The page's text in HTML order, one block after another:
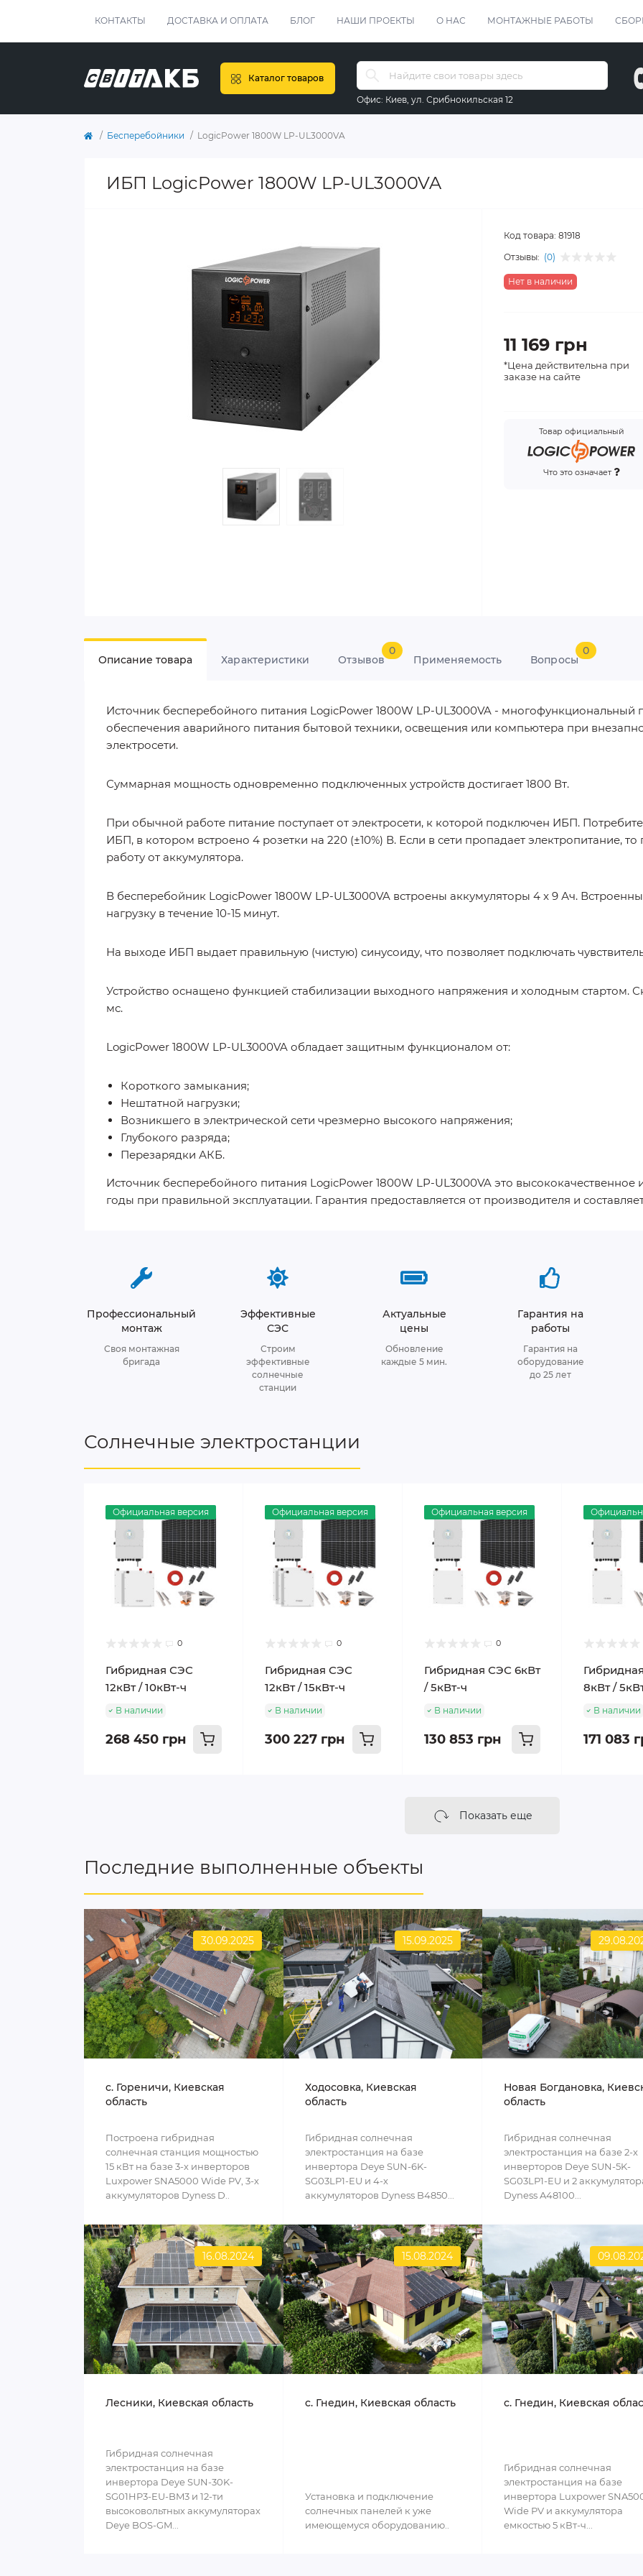
КОНТАКТЫ ДОСТАВКА И ОПЛАТА БЛОГ НАШИ ПРОЕКТЫ О НАС МОНТАЖНЫЕ РАБОТЫ
Каталог товаров
Офис: Киев, ул. Срибнокильская 12
Бесперебойники LogicPower 1800W LP-UL3000VA
ИБП LogicPower 1800W LP-UL3000VA
Код товара: 81918
Отзывы: (0)
Нет в наличии
11 169 грн
*Цена действительна при
заказе на сайте
Товар официальный
Что это означает
Описание товара Характеристики Отзывов
0
Применяемость Вопросы
0
Источник бесперебойного питания LogicPower 1800W LP-UL3000VA - многофункциональный
обеспечения аварийного питания бытовой техники, освещения или компьютера при
электросети.
Суммарная мощность одновременно подключенных устройств достигает 1800 Вт.
При обычной работе питание поступает от электросети, к которой подключен ИБП.
ИБП, в котором встроено 4 розетки на 220 (±10%) В. Если в сети пропадает электропитание,
работу от аккумулятора.
В бесперебойник LogicPower 1800W LP-UL3000VA встроены аккумуляторы 4 x 9 Ач.
нагрузку в течение 10-15 минут.
На выходе ИБП выдает правильную (чистую) синусоиду, что позволяет подключать
Устройство оснащено функцией стабилизации выходного напряжения и холодным стартом.
мс.
LogicPower 1800W LP-UL3000VA обладает защитным функционалом от:
Короткого замыкания;
Нештатной нагрузки;
Возникшего в электрической сети чрезмерно высокого напряжения;
Глубокого разряда;
Перезарядки АКБ.
Источник бесперебойного питания LogicPower 1800W LP-UL3000VA это высококачественное
годы при правильной эксплуатации. Гарантия предоставляется от производителя и
Профессиональный
монтаж
Своя монтажная
бригада
Эффективные
СЭС
Строим
эффективные
солнечные
станции
Актуальные
цены
Обновление
каждые 5 мин.
Гарантия на
работы
Гарантия на
оборудование
до 25 лет
Солнечные электростанции
Официальная версия
0
Гибридная СЭС
12кВт / 10кВт-ч
В наличии
268 450 грн
Официальная версия
0
Гибридная СЭС
12кВт / 15кВт-ч
В наличии
300 227 грн
Официальная версия
0
Гибридная СЭС 6кВт
/ 5кВт-ч
В наличии
130 853 грн
8кВт /
В наличии
171 083
Показать еще
Последние выполненные объекты
30.09.2025
c. Гореничи, Киевская
область
Построена гибридная
солнечная станция мощностью
15 кВт на базе 3-х инверторов
Luxpower SNA5000 Wide PV, 3-х
аккумуляторов Dyness D..
15.09.2025
Ходосовка, Киевская
область
Гибридная солнечная
электростанция на базе
инвертора Deye SUN-6K-
SG03LP1-EU и 4-х
аккумуляторов Dyness B4850...
Новая Богдановка,
область
Гибридная солнечная
электростанция на базе 2-х
инверторов Deye SUN-5K-
SG03LP1-EU и 2
Dyness A48100...
16.08.2024
Лесники, Киевская область
Гибридная солнечная
электростанция на базе
инвертора Deye SUN-30K-
SG01HP3-EU-BM3 и 12-ти
высоковольтных аккумуляторах
Deye BOS-GM...
15.08.2024
c. Гнедин, Киевская область
Установка и подключение
солнечных панелей к уже
имеющемуся оборудованию..
с. Гнедин, Киевская
Гибридная солнечная
электростанция на базе
инвертора Luxpower
Wide PV и аккумулятора
емкостью 5 кВт-ч...